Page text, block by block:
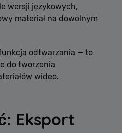
wersji językowych,
materiał na dowolnym
odtwarzania — to
do tworzenia
wideo.
Eksport